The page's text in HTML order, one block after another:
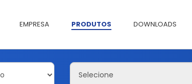
EMPRESA PRODUTOS DOWNLOADS